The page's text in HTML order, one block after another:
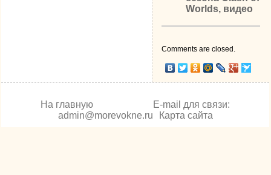
Worlds, видео
Comments are closed.
На главную
E-mail для связи:
admin@morevokne.ru
Карта сайта